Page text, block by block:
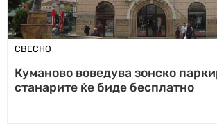
СВЕСНО
Куманово воведува зонско
станарите ќе биде бесплатно